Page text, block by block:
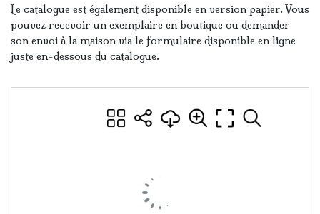
Le catalogue est également disponible en version papier. Vous
pouvez recevoir un exemplaire en boutique ou demander
son envoi à la maison via le formulaire disponible en ligne
juste en-dessous du catalogue.